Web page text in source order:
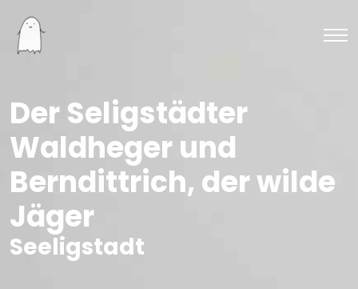
Der Seligstädter
Waldheger und
Berndittrich, der wilde
Jäger
Seeligstadt